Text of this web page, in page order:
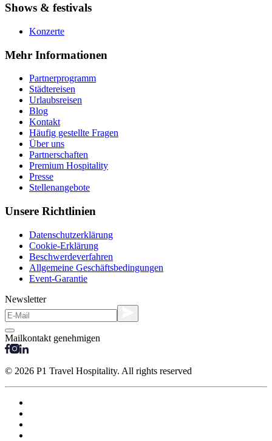
Shows & festivals
Konzerte
Mehr Informationen
Partnerprogramm
Städtereisen
Urlaubsreisen
Blog
Kontakt
Häufig gestellte Fragen
Über uns
Partnerschaften
Premium Hospitality
Presse
Stellenangebote
Unsere Richtlinien
Datenschutzerklärung
Cookie-Erklärung
Beschwerdeverfahren
Allgemeine Geschäftsbedingungen
Event-Garantie
Newsletter
Mailkontakt genehmigen
© 2026 P1 Travel Hospitality. All rights reserved